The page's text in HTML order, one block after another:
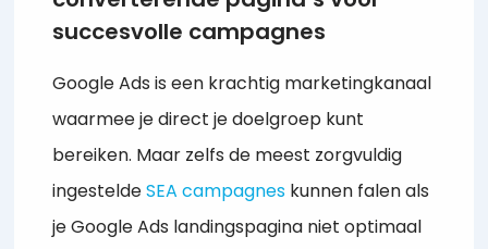
succesvolle campagnes
Google Ads is een krachtig marketingkanaal
waarmee je direct je doelgroep kunt
bereiken. Maar zelfs de meest zorgvuldig
ingesteldeSEA campagnes kunnen falen als
je Google Ads landingspagina niet optimaal